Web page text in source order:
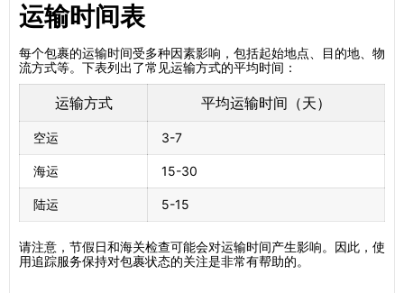
运输时间表
每个包裹的运输时间受多种因素影响，包括起始地点、目的地、物
流方式等。下表列出了常见运输方式的平均时间：
运输方式 平均运输时间（天）
空运 3-7
海运 15-30
陆运 5-15
请注意，节假日和海关检查可能会对运输时间产生影响。因此，使
用追踪服务保持对包裹状态的关注是非常有帮助的。